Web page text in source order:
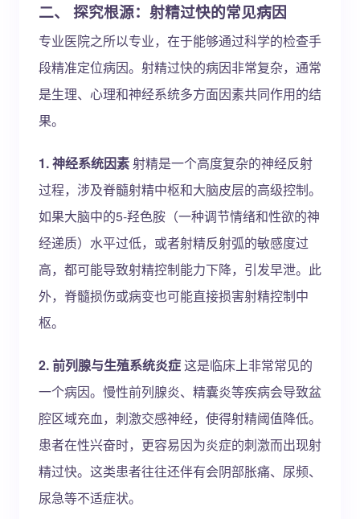
二、 探究根源：射精过快的常见病因
专业医院之所以专业，在于能够通过科学的检查手
段精准定位病因。射精过快的病因非常复杂，通常
是生理、心理和神经系统多方面因素共同作用的结
果。
1. 神经系统因素射精是一个高度复杂的神经反射
过程，涉及脊髓射精中枢和大脑皮层的高级控制。
如果大脑中的5-羟色胺（一种调节情绪和性欲的神
经递质）水平过低，或者射精反射弧的敏感度过
高，都可能导致射精控制能力下降，引发早泄。此
外，脊髓损伤或病变也可能直接损害射精控制中
枢。
2. 前列腺与生殖系统炎症这是临床上非常常见的
一个病因。慢性前列腺炎、精囊炎等疾病会导致盆
腔区域充血，刺激交感神经，使得射精阈值降低。
患者在性兴奋时，更容易因为炎症的刺激而出现射
精过快。这类患者往往还伴有会阴部胀痛、尿频、
尿急等不适症状。